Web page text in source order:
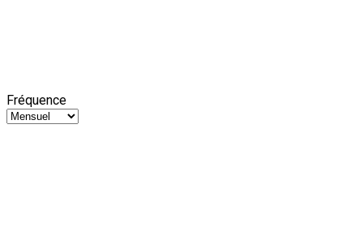
Fréquence